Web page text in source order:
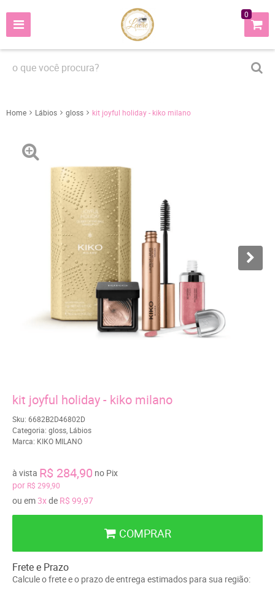
0
Home Lábios gloss kit joyful holiday - kiko milano
kit joyful holiday - kiko milano
Sku: 6682B2D46802D
Categoria: gloss Lábios
Marca: KIKO MILANO
por R$ 299,90
à vista R$ 284,90 no Pix
ou em3xde R$ 99,97
COMPRAR
Frete e Prazo
Calcule o frete e o prazo de entrega estimados para sua região: